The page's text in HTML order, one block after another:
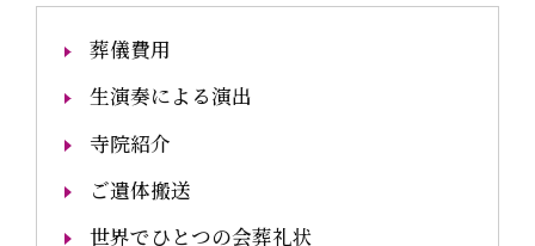
葬儀費用
生演奏による演出
寺院紹介
ご遺体搬送
世界でひとつの会葬礼状